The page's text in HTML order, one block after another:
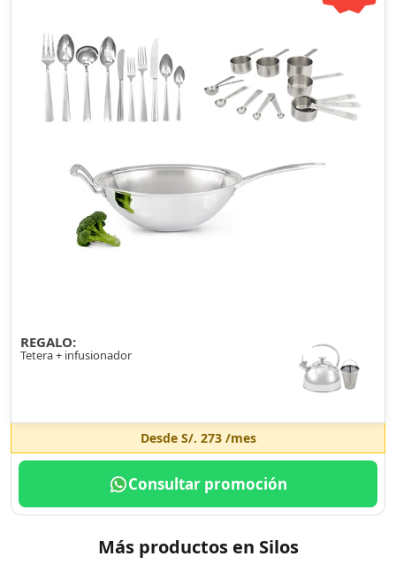
REGALO:
Tetera + infusionador
Desde S/. 273/mes
Consultar promoción
Más productos en Silos